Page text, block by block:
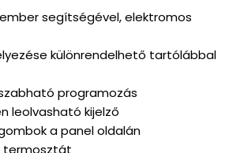
segítségével, elektromos
különrendelhető tartólábbal
programozás
leolvasható kijelző
a panel oldalán
termosztát